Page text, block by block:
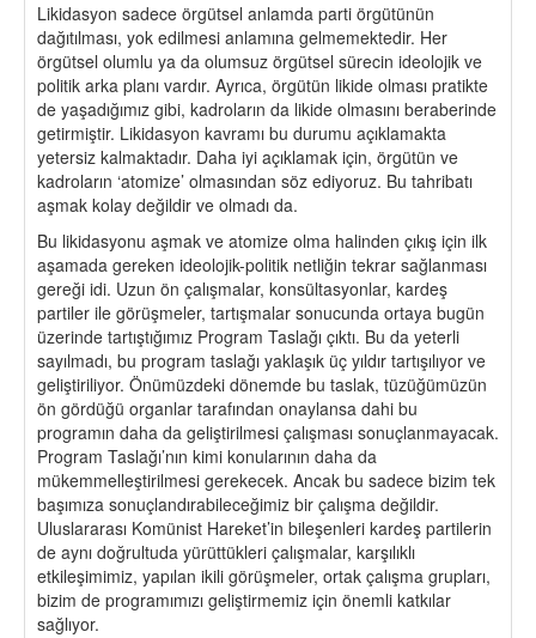
Likidasyon sadece örgütsel anlamda parti örgütünün
dağıtılması, yok edilmesi anlamına gelmemektedir. Her
örgütsel olumlu ya da olumsuz örgütsel sürecin ideolojik ve
politik arka planı vardır. Ayrıca, örgütün likide olması pratikte
de yaşadığımız gibi, kadroların da likide olmasını beraberinde
getirmiştir. Likidasyon kavramı bu durumu açıklamakta
yetersiz kalmaktadır. Daha iyi açıklamak için, örgütün ve
kadroların ‘atomize’ olmasından söz ediyoruz. Bu tahribatı
aşmak kolay değildir ve olmadı da.
Bu likidasyonu aşmak ve atomize olma halinden çıkış için ilk
aşamada gereken ideolojik-politik netliğin tekrar sağlanması
gereği idi. Uzun ön çalışmalar, konsültasyonlar, kardeş
partiler ile görüşmeler, tartışmalar sonucunda ortaya bugün
üzerinde tartıştığımız Program Taslağı çıktı. Bu da yeterli
sayılmadı, bu program taslağı yaklaşık üç yıldır tartışılıyor ve
geliştiriliyor. Önümüzdeki dönemde bu taslak, tüzüğümüzün
ön gördüğü organlar tarafından onaylansa dahi bu
programın daha da geliştirilmesi çalışması sonuçlanmayacak.
Program Taslağı’nın kimi konularının daha da
mükemmelleştirilmesi gerekecek. Ancak bu sadece bizim tek
başımıza sonuçlandırabileceğimiz bir çalışma değildir.
Uluslararası Komünist Hareket’in bileşenleri kardeş partilerin
de aynı doğrultuda yürüttükleri çalışmalar, karşılıklı
etkileşimimiz, yapılan ikili görüşmeler, ortak çalışma grupları,
bizim de programımızı geliştirmemiz için önemli katkılar
sağlıyor.